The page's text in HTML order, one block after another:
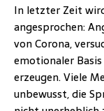
In letzter Zeit
angesprochen:
von Corona,
emotionaler
erzeugen. Viele
unbewusst, die